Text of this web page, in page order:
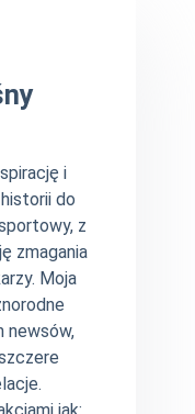
i
do
z
zmagania
Moja
newsów,